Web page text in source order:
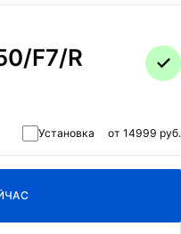
F7/R
Установка от 14999 руб.
согласие на обработку
конфиденциальности.